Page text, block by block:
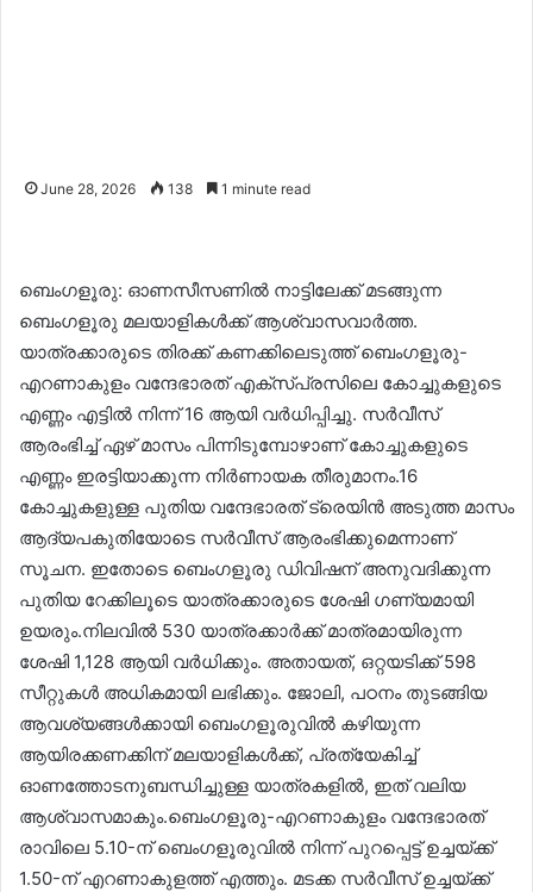
June 28, 2026 138 1 minute read
ബെംഗളൂരു: ഓണസീസണില്‍ നാട്ടിലേക്ക് മടങ്ങുന്ന
ബെംഗളൂരു മലയാളികള്‍ക്ക് ആശ്വാസവാര്‍ത്ത.
യാത്രക്കാരുടെ തിരക്ക് കണക്കിലെടുത്ത് ബെംഗളൂരു-
എറണാകുളം വന്ദേഭാരത് എക്‌സ്പ്രസിലെ കോച്ചുകളുടെ
എണ്ണം എട്ടില്‍ നിന്ന് 16 ആയി വര്‍ധിപ്പിച്ചു. സര്‍വീസ്
ആരംഭിച്ച് ഏഴ് മാസം പിന്നിടുമ്പോഴാണ് കോച്ചുകളുടെ
എണ്ണം ഇരട്ടിയാക്കുന്ന നിര്‍ണായക തീരുമാനം.16
കോച്ചുകളുള്ള പുതിയ വന്ദേഭാരത് ട്രെയിന്‍ അടുത്ത മാസം
ആദ്യപകുതിയോടെ സര്‍വീസ് ആരംഭിക്കുമെന്നാണ്
സൂചന. ഇതോടെ ബെംഗളൂരു ഡിവിഷന് അനുവദിക്കുന്ന
പുതിയ റേക്കിലൂടെ യാത്രക്കാരുടെ ശേഷി ഗണ്യമായി
ഉയരും.നിലവില്‍ 530 യാത്രക്കാര്‍ക്ക് മാത്രമായിരുന്ന
ശേഷി 1,128 ആയി വര്‍ധിക്കും. അതായത്, ഒറ്റയടിക്ക് 598
സീറ്റുകള്‍ അധികമായി ലഭിക്കും. ജോലി, പഠനം തുടങ്ങിയ
ആവശ്യങ്ങള്‍ക്കായി ബെംഗളൂരുവില്‍ കഴിയുന്ന
ആയിരക്കണക്കിന് മലയാളികള്‍ക്ക്, പ്രത്യേകിച്ച്
ഓണത്തോടനുബന്ധിച്ചുള്ള യാത്രകളില്‍, ഇത് വലിയ
ആശ്വാസമാകും.ബെംഗളൂരു-എറണാകുളം വന്ദേഭാരത്
രാവിലെ 5.10-ന് ബെംഗളൂരുവില്‍ നിന്ന് പുറപ്പെട്ട് ഉച്ചയ്‌ക്ക്
1.50-ന് എറണാകുളത്ത് എത്തും. മടക്ക സര്‍വീസ് ഉച്ചയ്‌ക്ക്